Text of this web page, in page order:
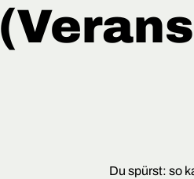
Du spürst: so